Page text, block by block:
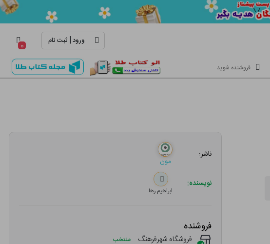
ورود| ثبت نام ۰
فروشنده شوید
ناشر:
مون
نویسنده:
ابراهیم‌ رها
فروشنده
فروشگاه شهرفرهنگ منتخب